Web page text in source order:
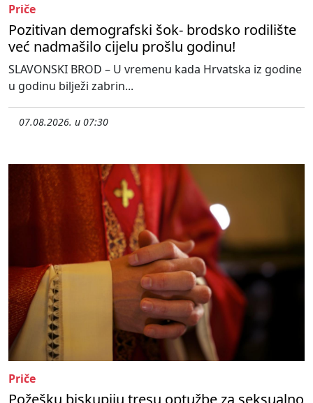
Priče
Pozitivan demografski šok- brodsko rodilište
već nadmašilo cijelu prošlu godinu!
SLAVONSKI BROD – U vremenu kada Hrvatska iz godine
u godinu bilježi zabrin...
07.08.2026. u 07:30
Priče
Požešku biskupiju tresu optužbe za seksualno